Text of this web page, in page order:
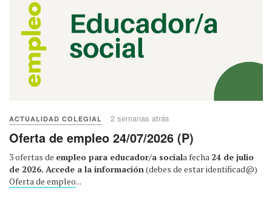
ACTUALIDAD COLEGIAL 2 semanas atrás
Oferta de empleo 24/07/2026 (P)
3 ofertas de empleo para educador/a sociala fecha 24 de julio
de 2026. Accede a la información(debes de estar identificad@)
Oferta de empleo...